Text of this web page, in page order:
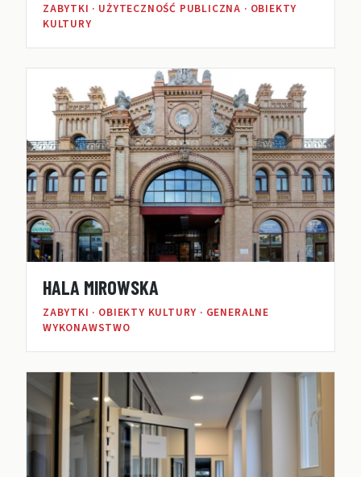
ZABYTKI · UŻYTECZNOŚĆ PUBLICZNA · OBIEKTY
KULTURY
HALA MIROWSKA
ZABYTKI · OBIEKTY KULTURY · GENERALNE
WYKONAWSTWO